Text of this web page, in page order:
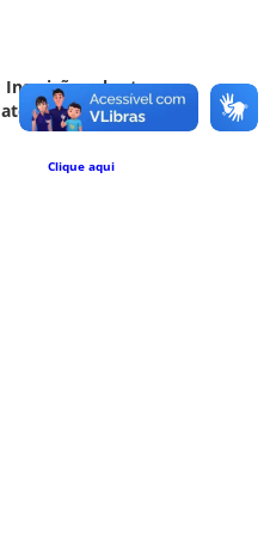
Inscrições abertas
até 16 de setembro
Clique aqui